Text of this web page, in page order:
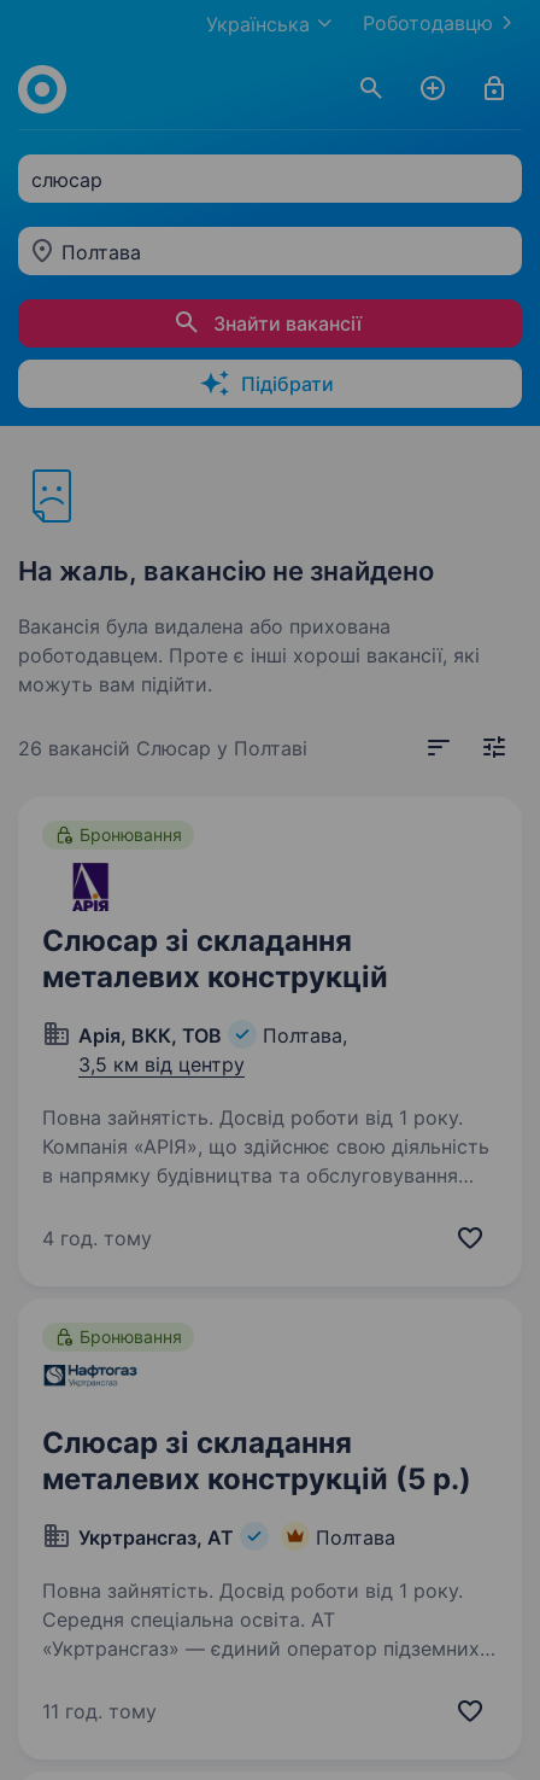
Роботодавцю
Українська
слюсар
Полтава
Знайти вакансії
Підібрати
На жаль, вакансію не знайдено
Вакансія була видалена або прихована
роботодавцем. Проте є інші хороші вакансії, які
можуть вам підійти.
26 вакансій Слюсар у Полтаві
Бронювання
Слюсар зі складання
металевих конструкцій
Арія, ВКК, ТОВ
Полтава,
3,5 км від центру
Повна зайнятість. Досвід роботи від 1 року.
Компанія «АРІЯ», що здійснює свою діяльність
в напрямку будівництва та обслуговування
запрошує на роботу у виробничу дільницю
4 год. тому
Бронювання
Слюсар зі складання
металевих конструкцій (5 р.)
Укртрансгаз, АТ Полтава
Повна зайнятість. Досвід роботи від 1 року.
Середня спеціальна освіта. АТ
«Укртрансгаз» — єдиний оператор підземних
власності, що входить до складу Групи
11 год. тому